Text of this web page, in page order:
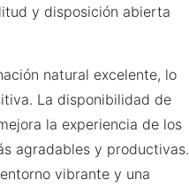
y disposición abierta
natural excelente, lo
La disponibilidad de
la experiencia de los
agradables y productivas.
vibrante y una